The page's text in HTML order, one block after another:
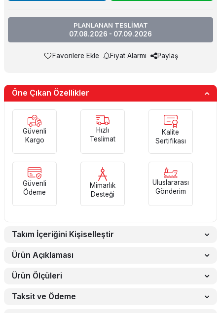
PLANLANAN TESLİMAT
07.08.2026 - 07.09.2026
Favorilere Ekle Fiyat Alarmı Paylaş
Öne Çıkan Özellikler
Güvenli
Kargo
Hızlı
Teslimat
Kalite
Sertifikası
Güvenli
Ödeme
Mimarlık
Desteği
Uluslararası
Gönderim
Takım İçeriğini Kişiselleştir
Ürün Açıklaması
Ürün Ölçüleri
Taksit ve Ödeme